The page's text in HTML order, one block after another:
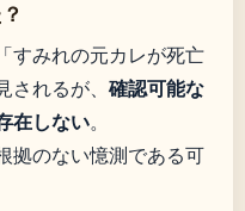
すみれの元カレが死亡
されるが、 確認可能な
在しない。
拠のない憶測である可